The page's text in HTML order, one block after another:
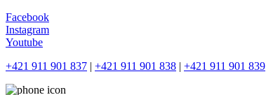
Facebook
Instagram
Youtube
+421 911 901 837 | +421 911 901 838 | +421 911 901 839